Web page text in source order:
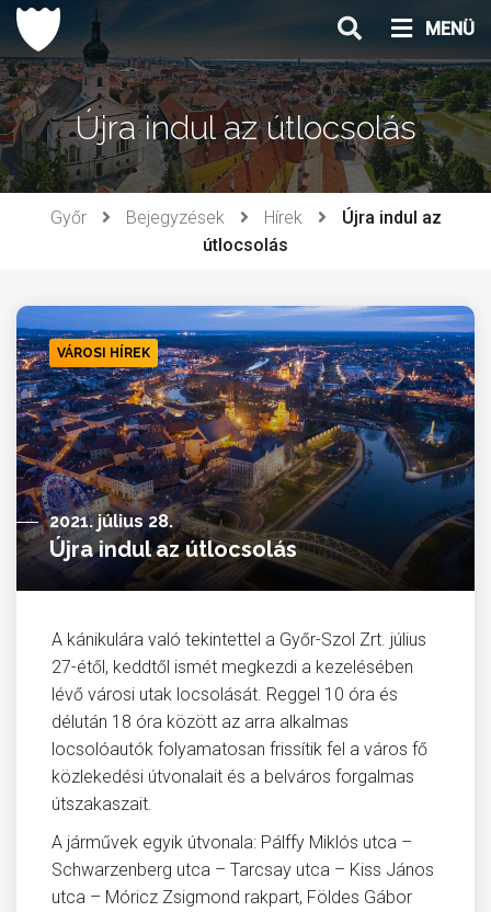
Ugrás
tartalomhoz
MENÜ
Újra indul az útlocsolás
Győr Bejegyzések Hírek
Újra indul az
útlocsolás
VÁROSI HÍREK
2021. július 28.
Újra indul az útlocsolás
A kánikulára való tekintettel a Győr-Szol Zrt. július
27-étől, keddtől ismét megkezdi a kezelésében
lévő városi utak locsolását. Reggel 10 óra és
délután 18 óra között az arra alkalmas
locsolóautók folyamatosan frissítik fel a város fő
közlekedési útvonalait és a belváros forgalmas
útszakaszait.
A járművek egyik útvonala: Pálffy Miklós utca –
Schwarzenberg utca – Tarcsay utca – Kiss János
utca – Móricz Zsigmond rakpart, Földes Gábor